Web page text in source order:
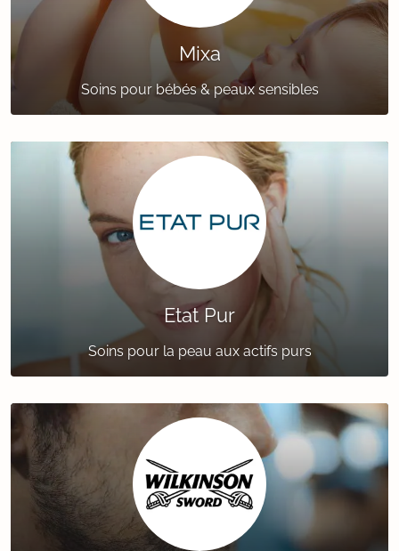
Mixa
Soins pour bébés & peaux sensibles
Etat Pur
Soins pour la peau aux actifs purs